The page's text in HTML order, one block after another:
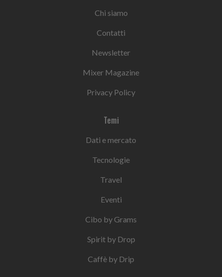
Chi siamo
Contatti
Newsletter
Mixer Magazine
Privacy Policy
Temi
Dati e mercato
Tecnologie
Travel
Eventi
Cibo by Grams
Spirit by Drop
Caffè by Drip